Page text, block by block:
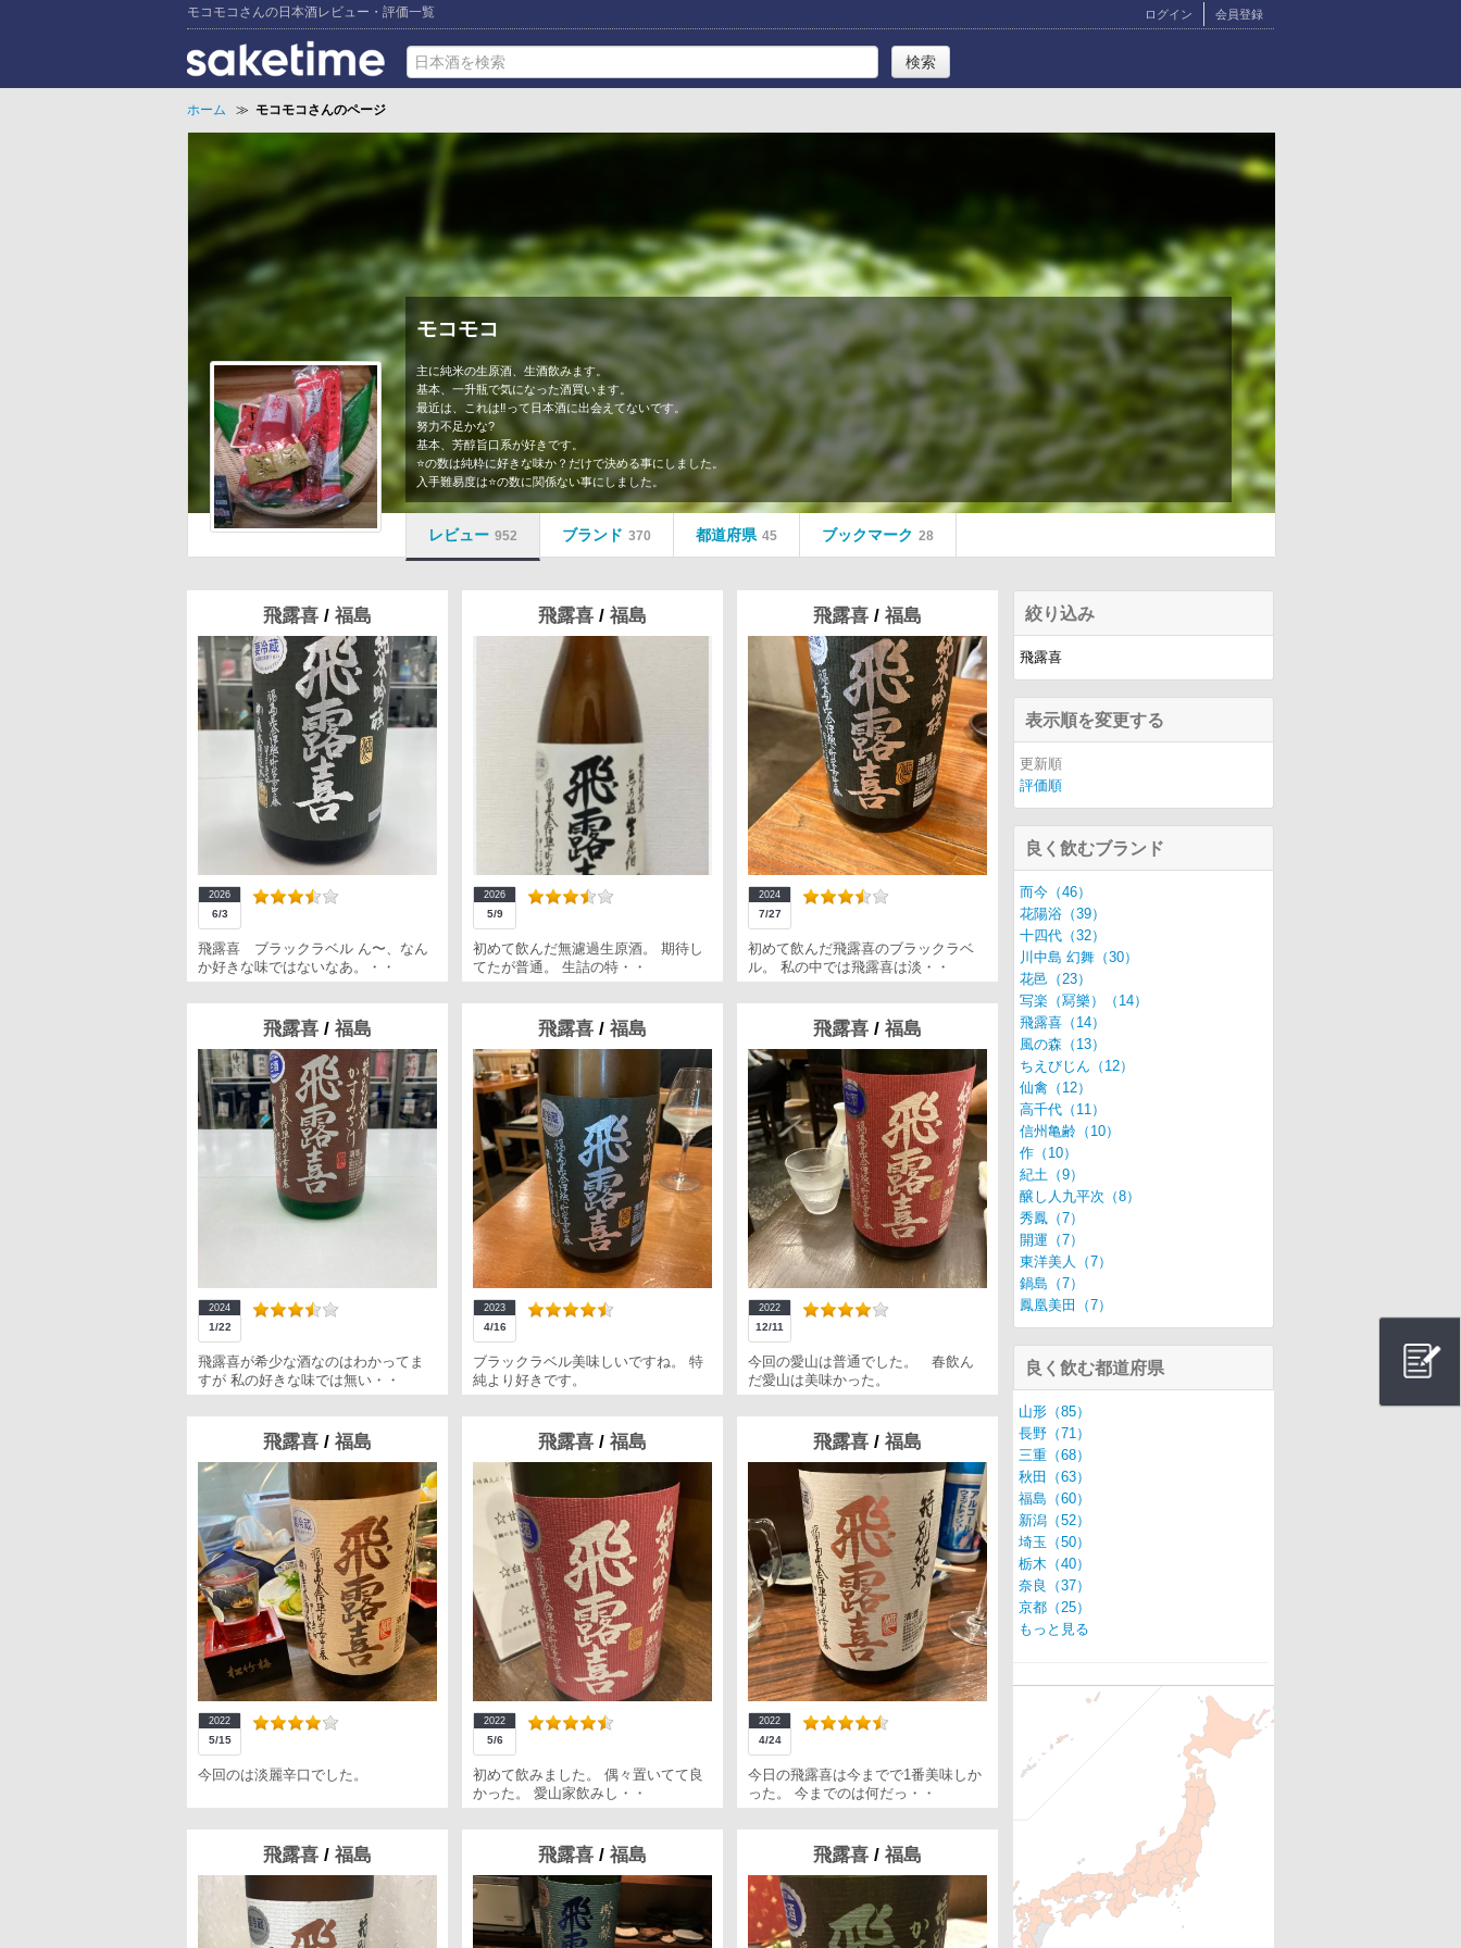
モコモコさんの日本酒レビュー・評価一覧 ログイン 会員登録
ホーム ≫ モコモコさんのページ
モコモコ
主に純米の生原酒、生酒飲みます。
基本、一升瓶で気になった酒買います。
最近は、これは‼️って日本酒に出会えてないです。
努力不足かな?
基本、芳醇旨口系が好きです。
⭐️の数は純粋に好きな味か？だけで決める事にしました。
入手難易度は⭐️の数に関係ない事にしました。
レビュー 952 ブランド 370 都道府県 45 ブックマーク 28
飛露喜 / 福島
2026
6/3
飛露喜 ブラックラベル ん〜、なん
か好きな味ではないなあ。・・
飛露喜 / 福島
2026
5/9
初めて飲んだ無濾過生原酒。 期待し
てたが普通。 生詰の特・・
飛露喜 / 福島
2024
7/27
初めて飲んだ飛露喜のブラックラベ
ル。 私の中では飛露喜は淡・・
飛露喜 / 福島
2024
1/22
飛露喜が希少な酒なのはわかってま
すが 私の好きな味では無い・・
飛露喜 / 福島
2023
4/16
ブラックラベル美味しいですね。 特
純より好きです。
飛露喜 / 福島
2022
12/11
今回の愛山は普通でした。 春飲ん
だ愛山は美味かった。
飛露喜 / 福島
2022
5/15
今回のは淡麗辛口でした。
飛露喜 / 福島
2022
5/6
初めて飲みました。 偶々置いてて良
かった。 愛山家飲みし・・
飛露喜 / 福島
2022
4/24
今日の飛露喜は今までで1番美味しか
った。 今までのは何だっ・・
飛露喜 / 福島 飛露喜 / 福島 飛露喜 / 福島
絞り込み
飛露喜
表示順を変更する
更新順
評価順
良く飲むブランド
而今（46）
花陽浴（39）
十四代（32）
川中島 幻舞（30）
花邑（23）
写楽（冩樂）（14）
飛露喜（14）
風の森（13）
ちえびじん（12）
仙禽（12）
高千代（11）
信州亀齢（10）
作（10）
紀土（9）
醸し人九平次（8）
秀鳳（7）
開運（7）
東洋美人（7）
鍋島（7）
鳳凰美田（7）
良く飲む都道府県
山形（85）
長野（71）
三重（68）
秋田（63）
福島（60）
新潟（52）
埼玉（50）
栃木（40）
奈良（37）
京都（25）
もっと見る